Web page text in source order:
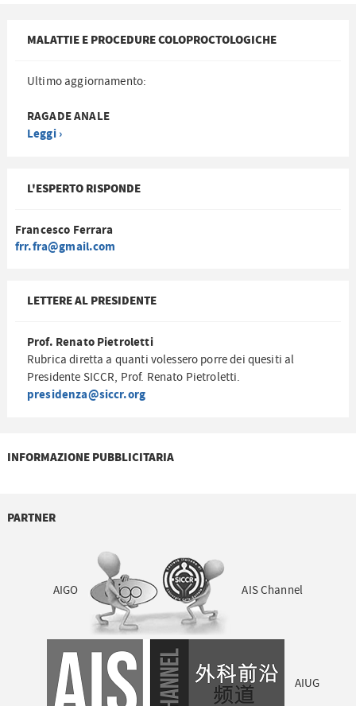
MALATTIE E PROCEDURE COLOPROCTOLOGICHE
Ultimo aggiornamento:
RAGADE ANALE
Leggi ›
L'ESPERTO RISPONDE
Francesco Ferrara
frr.fra@gmail.com
LETTERE AL PRESIDENTE
Prof. Renato Pietroletti
Rubrica diretta a quanti volessero porre dei quesiti al
Presidente SICCR, Prof. Renato Pietroletti.
presidenza@siccr.org
INFORMAZIONE PUBBLICITARIA
PARTNER
AIGO AIS Channel
AIUG